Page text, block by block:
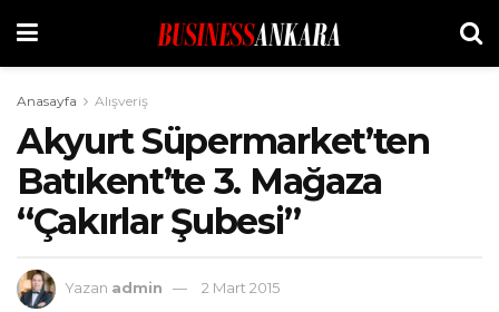
Anasayfa Alışveriş
Akyurt Süpermarket’ten
Batıkent’te 3. Mağaza
“Çakırlar Şubesi”
Yazan admin
2 Mart 2015